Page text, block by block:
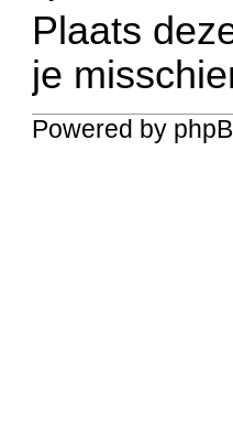
Plaats
je
Powered by